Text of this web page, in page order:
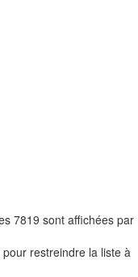
7819 sont affichées par
restreindre la liste à